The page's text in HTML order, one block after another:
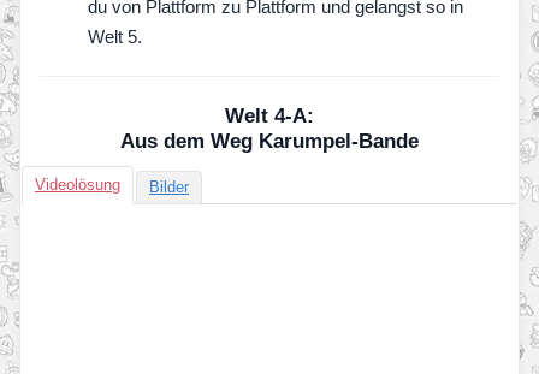
du von Plattform zu Plattform und gelangst so in
Welt 5.
Welt 4-A:
Aus dem Weg Karumpel-Bande
Videolösung Bilder